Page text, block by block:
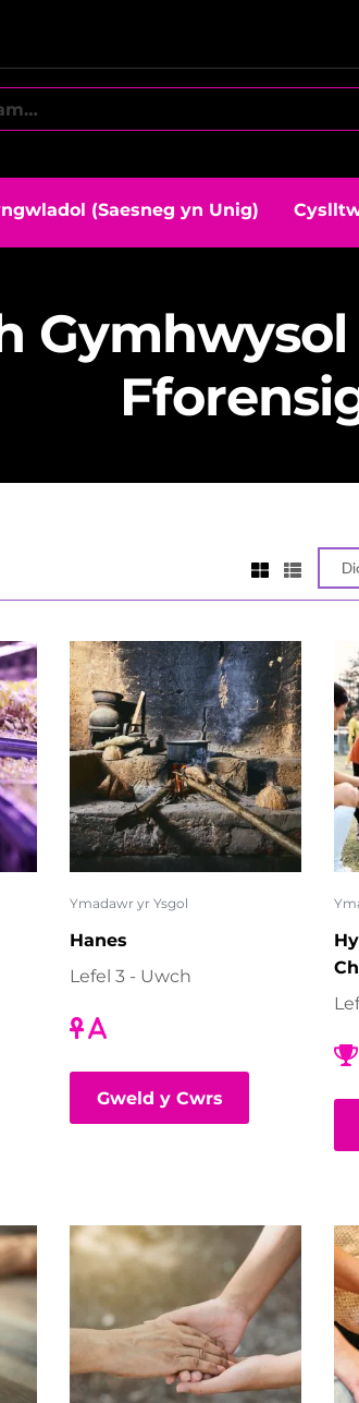
(Saesneg yn Unig)
Ymadawr yr Ysgol
Hanes
Lefel 3 - Uwch
Gweld y Cwrs